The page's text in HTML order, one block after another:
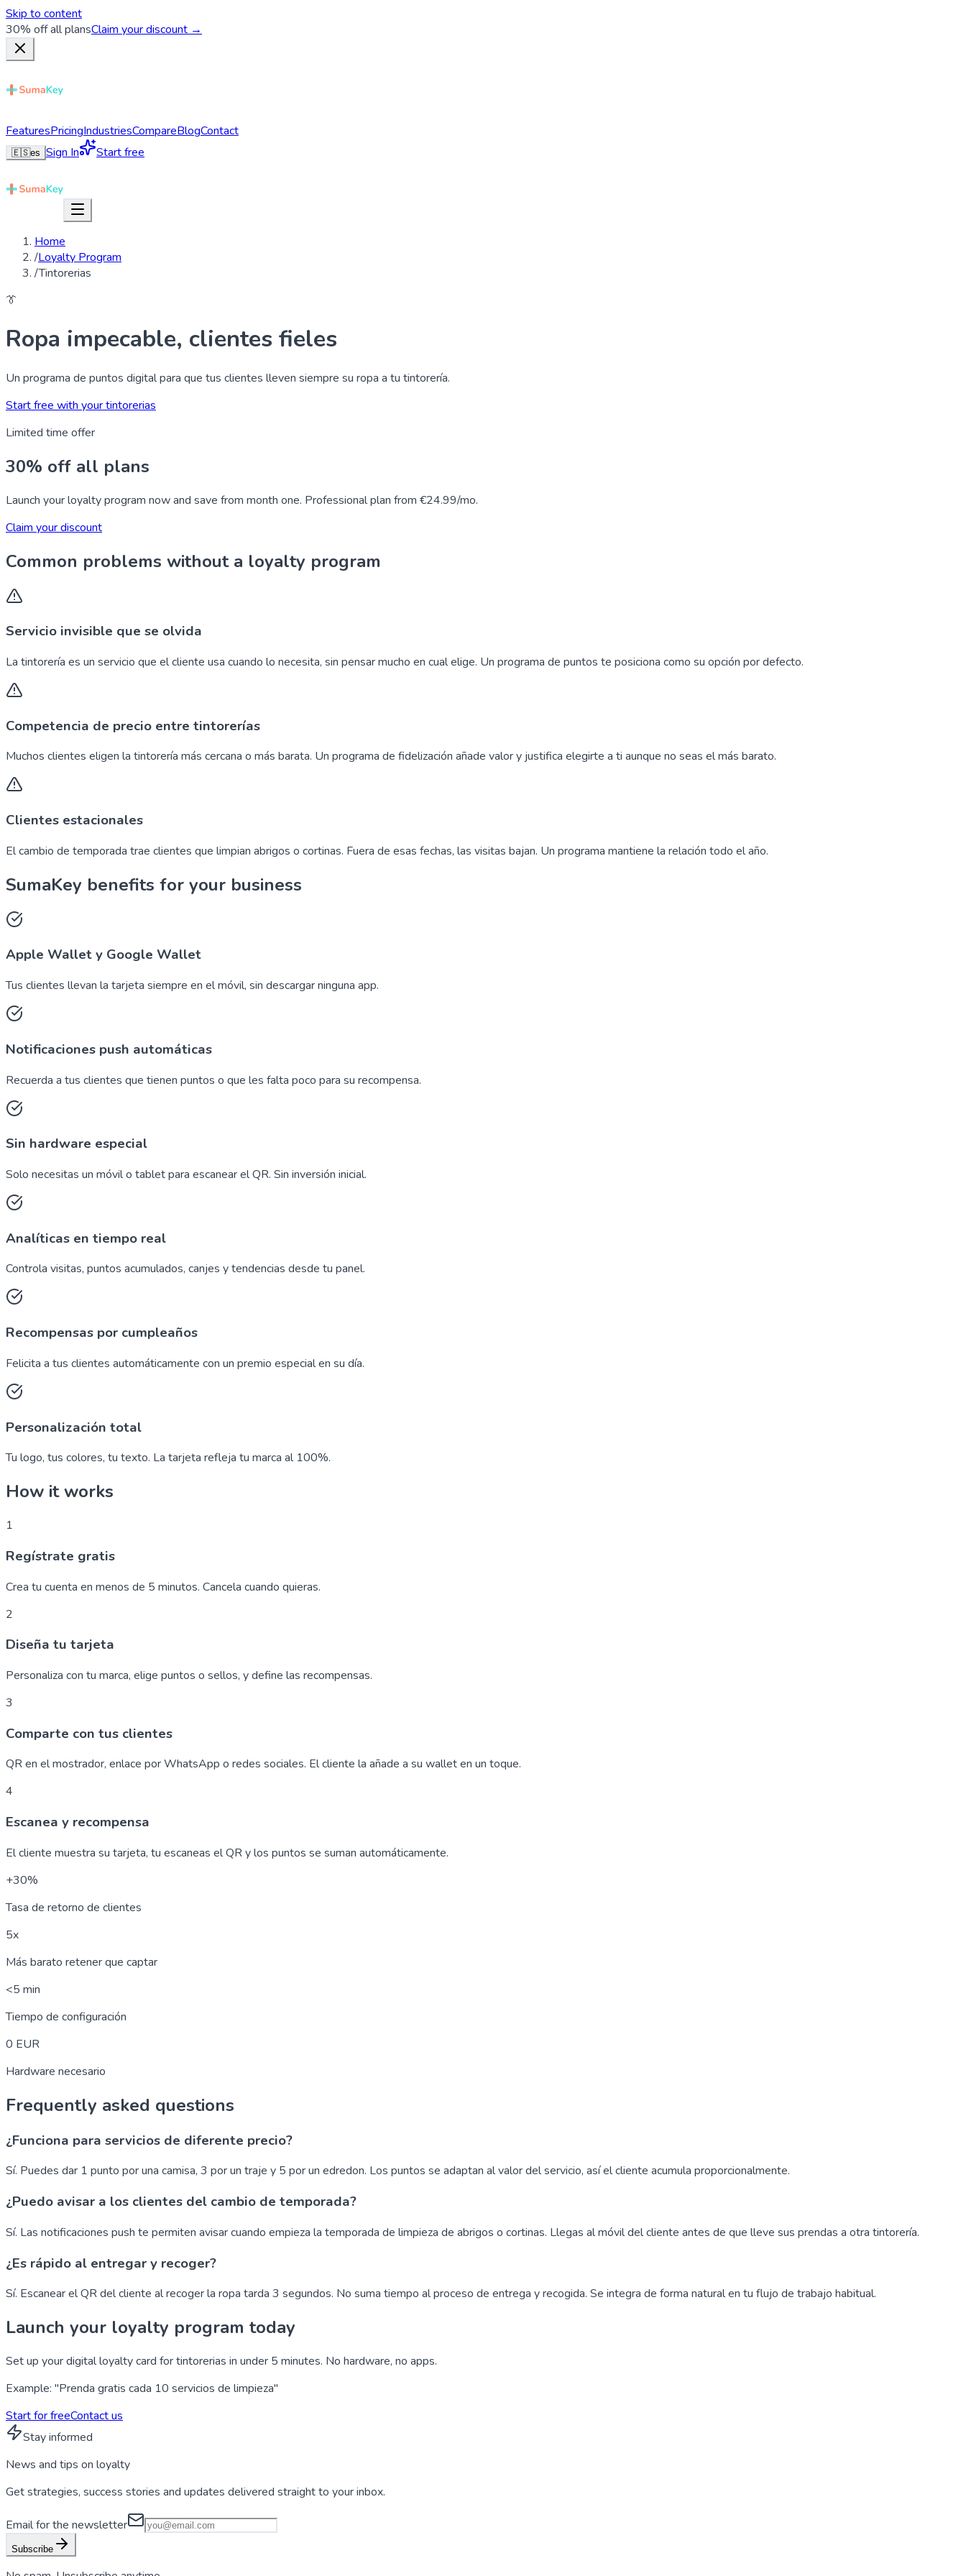
Skip to content
30% off all plansClaim your discount →
FeaturesPricingIndustriesCompareBlogContact
🇪🇸es Sign In Start free
Home
/Loyalty Program
/Tintorerias
👔
Ropa impecable, clientes fieles
Un programa de puntos digital para que tus clientes lleven siempre su ropa a tu tintorería.
Start free with your tintorerias
Limited time offer
30% off all plans
Launch your loyalty program now and save from month one. Professional plan from €24.99/mo.
Claim your discount
Common problems without a loyalty program
Servicio invisible que se olvida
La tintorería es un servicio que el cliente usa cuando lo necesita, sin pensar mucho en cual elige. Un programa de puntos te posiciona como su opción por defecto.
Competencia de precio entre tintorerías
Muchos clientes eligen la tintorería más cercana o más barata. Un programa de fidelización añade valor y justifica elegirte a ti aunque no seas el más barato.
Clientes estacionales
El cambio de temporada trae clientes que limpian abrigos o cortinas. Fuera de esas fechas, las visitas bajan. Un programa mantiene la relación todo el año.
SumaKey benefits for your business
Apple Wallet y Google Wallet
Tus clientes llevan la tarjeta siempre en el móvil, sin descargar ninguna app.
Notificaciones push automáticas
Recuerda a tus clientes que tienen puntos o que les falta poco para su recompensa.
Sin hardware especial
Solo necesitas un móvil o tablet para escanear el QR. Sin inversión inicial.
Analíticas en tiempo real
Controla visitas, puntos acumulados, canjes y tendencias desde tu panel.
Recompensas por cumpleaños
Felicita a tus clientes automáticamente con un premio especial en su día.
Personalización total
Tu logo, tus colores, tu texto. La tarjeta refleja tu marca al 100%.
How it works
1
Regístrate gratis
Crea tu cuenta en menos de 5 minutos. Cancela cuando quieras.
2
Diseña tu tarjeta
Personaliza con tu marca, elige puntos o sellos, y define las recompensas.
3
Comparte con tus clientes
QR en el mostrador, enlace por WhatsApp o redes sociales. El cliente la añade a su wallet en un toque.
4
Escanea y recompensa
El cliente muestra su tarjeta, tu escaneas el QR y los puntos se suman automáticamente.
+30%
Tasa de retorno de clientes
5x
Más barato retener que captar
<5 min
Tiempo de configuración
0 EUR
Hardware necesario
Frequently asked questions
¿Funciona para servicios de diferente precio?
Sí. Puedes dar 1 punto por una camisa, 3 por un traje y 5 por un edredon. Los puntos se adaptan al valor del servicio, así el cliente acumula proporcionalmente.
¿Puedo avisar a los clientes del cambio de temporada?
Sí. Las notificaciones push te permiten avisar cuando empieza la temporada de limpieza de abrigos o cortinas. Llegas al móvil del cliente antes de que lleve sus prendas a otra tintorería.
¿Es rápido al entregar y recoger?
Sí. Escanear el QR del cliente al recoger la ropa tarda 3 segundos. No suma tiempo al proceso de entrega y recogida. Se integra de forma natural en tu flujo de trabajo habitual.
Launch your loyalty program today
Set up your digital loyalty card for tintorerias in under 5 minutes. No hardware, no apps.
Example: "Prenda gratis cada 10 servicios de limpieza"
Start for freeContact us
Stay informed
News and tips on loyalty
Get strategies, success stories and updates delivered straight to your inbox.
Email for the newsletter
Subscribe